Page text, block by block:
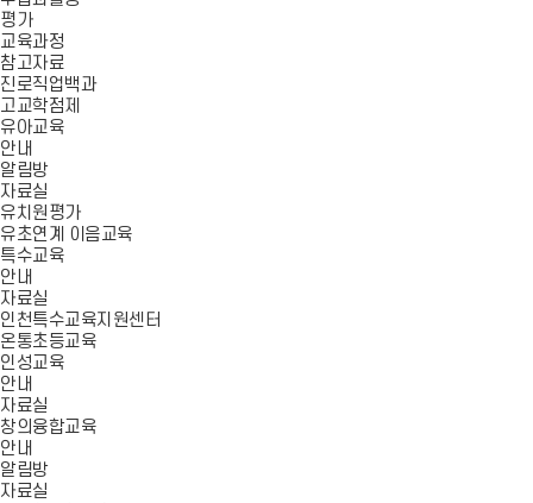
평가
교육과정
참고자료
진로직업백과
고교학점제
유아교육
안내
알림방
자료실
유치원평가
유초연계 이음교육
특수교육
안내
자료실
인천특수교육지원센터
온통초등교육
인성교육
안내
자료실
창의융합교육
안내
알림방
자료실